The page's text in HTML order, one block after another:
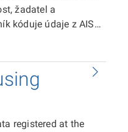
žadatel a
kóduje údaje z AIS
správy (ISDŘ)).
registered at the